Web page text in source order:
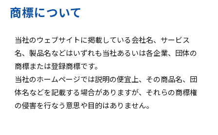
商標について
当社のウェブサイトに掲載している会社名、サービス
名、製品名などはいずれも当社あるいは各企業、団体の
商標または登録商標です。
当社のホームページでは説明の便宜上、その商品名、団
体名などを記載する場合がありますが、それらの商標権
の侵害を行なう意思や目的はありません。